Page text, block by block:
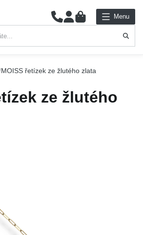
0 Menu
MOISS řetízek ze žlutého zlata
ze žlutého